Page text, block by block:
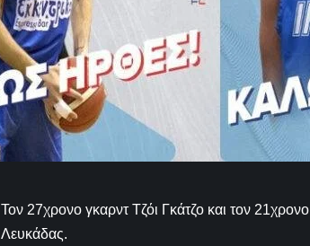
Τον 27χρονο γκαρντ Τζόι Γκάτζο και τον
Λευκάδας.